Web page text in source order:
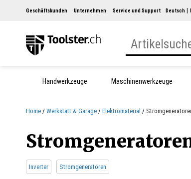
Geschäftskunden Unternehmen Service und Support Deutsch
Handwerkzeuge Maschinenwerkzeuge
Home Werkstatt & Garage Elektromaterial
Inverter Stromgeneratoren